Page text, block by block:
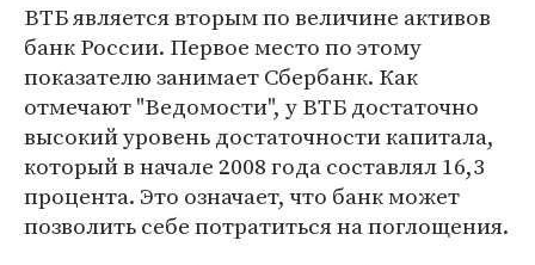
ВТБ является вторым по величине активов
банк России. Первое место по этому
показателю занимает Сбербанк. Как
отмечают "Ведомости", у ВТБ достаточно
высокий уровень достаточности капитала,
который в начале 2008 года составлял 16,3
процента. Это означает, что банк может
позволить себе потратиться на поглощения.